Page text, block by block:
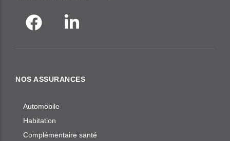
NOS ASSURANCES
Automobile
Habitation
Complémentaire santé